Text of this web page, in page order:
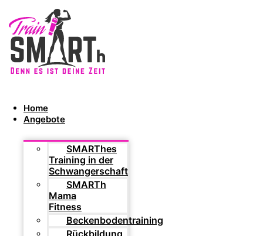
Home
Angebote
SMARThes
Training in der
Schwangerschaft
SMARTh
Mama
Fitness
Beckenbodentraining